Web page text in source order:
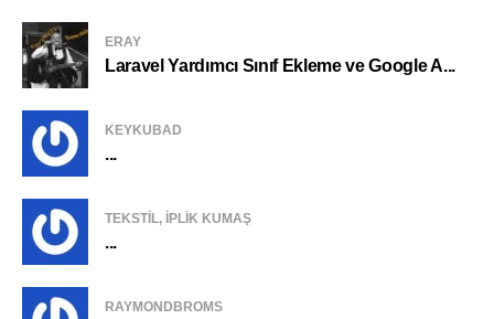
ERAY
Laravel Yardımcı Sınıf Ekleme ve Google A...
KEYKUBAD
...
TEKSTIL, IPLIK KUMAŞ
...
RAYMONDBROMS